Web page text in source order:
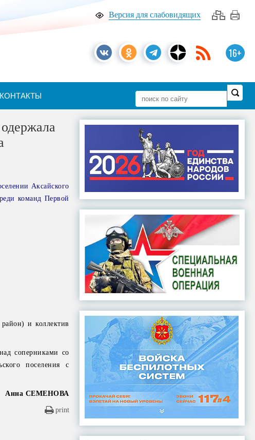
Версия для слабовидящих
16+
КОНТАКТЫ
Аксайского
команд Первой
и коллектив
соперниками со
поселения с
Анна СЕМЕНОВА
print